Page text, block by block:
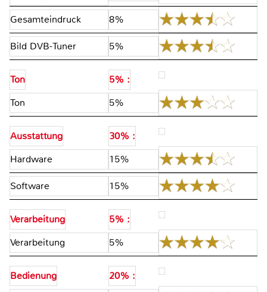
Gesamteindruck 8%
Bild DVB-Tuner 5%
Ton
5% :
Ton
5%
Ausstattung
30% :
Hardware
15%
Software 15%
Verarbeitung
5% :
Verarbeitung
5%
Bedienung
20% :